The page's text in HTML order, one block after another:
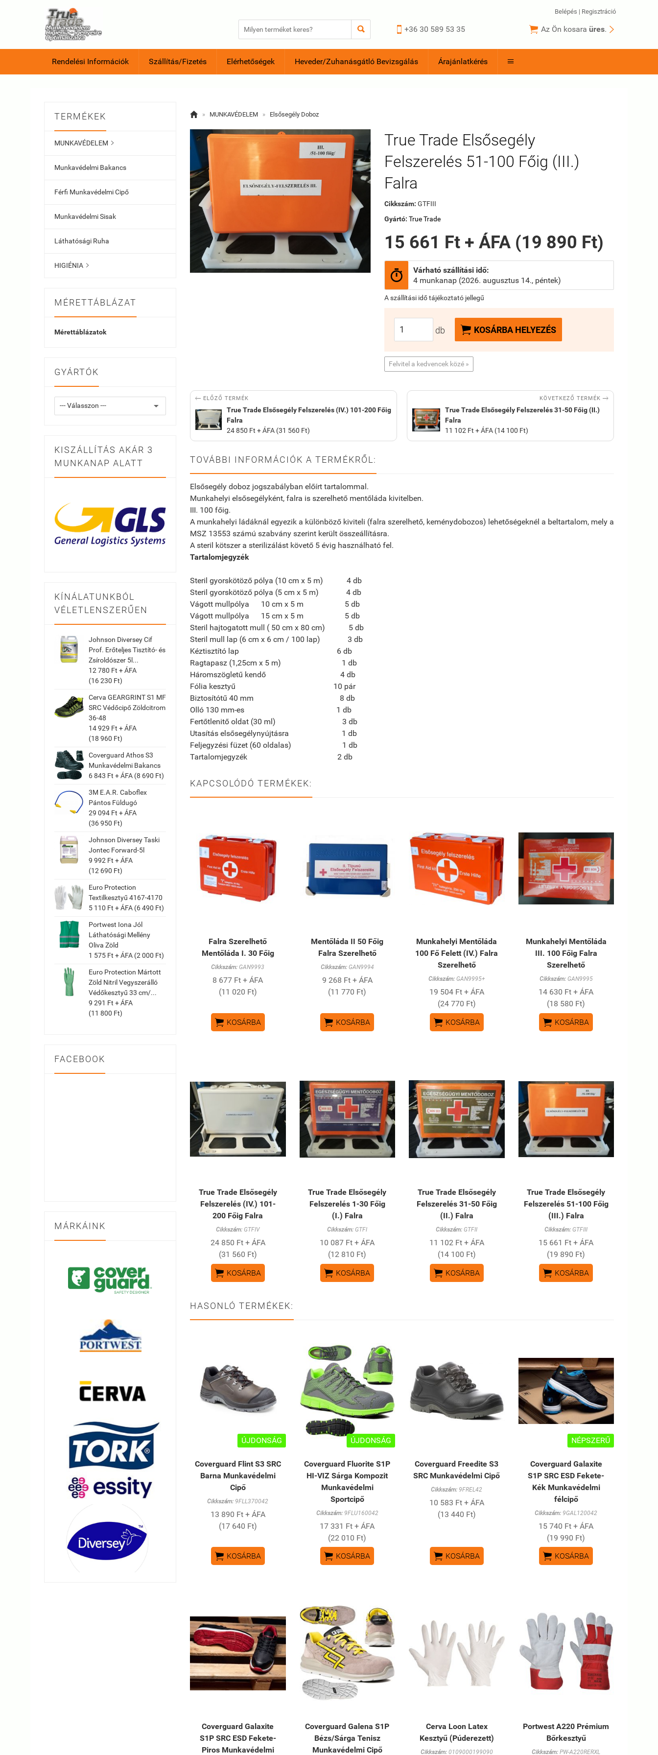
  +36 30 589 53 35  Az Ön kosara üres. 
Belépés | Regisztráció
Rendelési Információk Szállítás/Fizetés Elérhetőségek Heveder/Zuhanásgátló Bevizsgálás Árajánlatkérés 
TERMÉKEK
MUNKAVÉDELEM 
Munkavédelmi Bakancs
Férfi Munkavédelmi Cipő
Munkavédelmi Sisak
Láthatósági Ruha
HIGIÉNIA 
MÉRETTÁBLÁZAT
Mérettáblázatok
GYÁRTÓK
KISZÁLLÍTÁS AKÁR 3
MUNKANAP ALATT
KÍNÁLATUNKBÓL
VÉLETLENSZERŰEN
Johnson Diversey Cif
Prof. Erőteljes Tisztító- és
Zsíroldószer 5l...
12 780 Ft + ÁFA
(16 230 Ft)
Cerva GEARGRINT S1 MF
SRC Védőcipő Zöldcitrom
36-48
14 929 Ft + ÁFA
(18 960 Ft)
Coverguard Athos S3
Munkavédelmi Bakancs
6 843 Ft + ÁFA (8 690 Ft)
3M E.A.R. Caboflex
Pántos Füldugó
29 094 Ft + ÁFA
(36 950 Ft)
Johnson Diversey Taski
Jontec Forward-5l
9 992 Ft + ÁFA
(12 690 Ft)
Euro Protection
Textilkesztyű 4167-4170
5 110 Ft + ÁFA (6 490 Ft)
Portwest Iona Jól
Láthatósági Mellény
Oliva Zöld
1 575 Ft + ÁFA (2 000 Ft)
Euro Protection Mártott
Zöld Nitril Vegyszerálló
Védőkesztyű 33 cm/...
9 291 Ft + ÁFA
(11 800 Ft)
FACEBOOK
MÁRKÁINK
 » MUNKAVÉDELEM » Elsősegély Doboz
True Trade Elsősegély
Felszerelés 51-100 Főig (III.)
Falra
Cikkszám: GTFIII
Gyártó:True Trade
15 661 Ft + ÁFA (19 890 Ft)

Várható szállítási idő:
4 munkanap (2026. augusztus 14., péntek)
A szállítási idő tájékoztató jellegű
db  KOSÁRBA HELYEZÉS
Felvitel a kedvencek közé »
 ELŐZŐ TERMÉK
True Trade Elsősegély Felszerelés (IV.) 101-200 Főig
Falra
24 850 Ft + ÁFA (31 560 Ft)
KÖVETKEZŐ TERMÉK 
True Trade Elsősegély Felszerelés 31-50 Főig (II.)
Falra
11 102 Ft + ÁFA (14 100 Ft)
TOVÁBBI INFORMÁCIÓK A TERMÉKRŐL:
Elsősegély doboz jogszabályban előírt tartalommal.
Munkahelyi elsősegélyként, falra is szerelhető mentőláda kivitelben.
III. 100 főig.
A munkahelyi ládáknál egyezik a különböző kiviteli (falra szerelhető, keménydobozos) lehetőségeknél a beltartalom, mely a
MSZ 13553 számú szabvány szerint került összeállításra.
A steril kötszer a sterilizálást követő 5 évig használható fel.
Tartalomjegyzék
Steril gyorskötöző pólya (10 cm x 5 m) 4 db
Steril gyorskötöző pólya (5 cm x 5 m) 4 db
Vágott mullpólya 10 cm x 5 m 5 db
Vágott mullpólya 15 cm x 5 m 5 db
Steril hajtogatott mull ( 50 cm x 80 cm) 5 db
Steril mull lap (6 cm x 6 cm / 100 lap) 3 db
Kéztisztító lap 6 db
Ragtapasz (1,25cm x 5 m) 1 db
Háromszögletű kendő 4 db
Fólia kesztyű 10 pár
Biztosítótű 40 mm 8 db
Olló 130 mm-es 1 db
Fertőtlenitő oldat (30 ml) 3 db
Utasítás elsősegélynyújtásra 1 db
Feljegyzési füzet (60 oldalas) 1 db
Tartalomjegyzék 2 db
KAPCSOLÓDÓ TERMÉKEK:
Falra Szerelhető
Mentőláda I. 30 Főig
Cikkszám: GAN9993
8 677 Ft + ÁFA
(11 020 Ft)
 KOSÁRBA
Mentőláda II 50 Főig
Falra Szerelhető
Cikkszám:GAN9994
9 268 Ft + ÁFA
(11 770 Ft)
 KOSÁRBA
Munkahelyi Mentőláda
100 Fő Felett (IV.) Falra
Szerelhető
Cikkszám:GAN9995+
19 504 Ft + ÁFA
(24 770 Ft)
 KOSÁRBA
Munkahelyi Mentőláda
III. 100 Főig Falra
Szerelhető
Cikkszám:GAN9995
14 630 Ft + ÁFA
(18 580 Ft)
 KOSÁRBA
True Trade Elsősegély
Felszerelés (IV.) 101-
200 Főig Falra
Cikkszám: GTFIV
24 850 Ft + ÁFA
(31 560 Ft)
 KOSÁRBA
True Trade Elsősegély
Felszerelés 1-30 Főig
(I.) Falra
Cikkszám: GTFI
10 087 Ft + ÁFA
(12 810 Ft)
 KOSÁRBA
True Trade Elsősegély
Felszerelés 31-50 Főig
(II.) Falra
Cikkszám: GTFII
11 102 Ft + ÁFA
(14 100 Ft)
 KOSÁRBA
True Trade Elsősegély
Felszerelés 51-100 Főig
(III.) Falra
Cikkszám: GTFIII
15 661 Ft + ÁFA
(19 890 Ft)
 KOSÁRBA
HASONLÓ TERMÉKEK:
ÚJDONSÁG
Coverguard Flint S3 SRC
Barna Munkavédelmi
Cipő
Cikkszám: 9FLL370042
13 890 Ft + ÁFA
(17 640 Ft)
 KOSÁRBA
ÚJDONSÁG
Coverguard Fluorite S1P
HI-VIZ Sárga Kompozit
Munkavédelmi
Sportcipő
Cikkszám:9FLU160042
17 331 Ft + ÁFA
(22 010 Ft)
 KOSÁRBA
Coverguard Freedite S3
SRC Munkavédelmi Cipő
Cikkszám: 9FREL42
10 583 Ft + ÁFA
(13 440 Ft)
 KOSÁRBA
NÉPSZERŰ
Coverguard Galaxite
S1P SRC ESD Fekete-
Kék Munkavédelmi
félcipő
Cikkszám: 9GAL120042
15 740 Ft + ÁFA
(19 990 Ft)
 KOSÁRBA
Coverguard Galaxite
S1P SRC ESD Fekete-
Piros Munkavédelmi
Coverguard Galena S1P
Bézs/Sárga Tenisz
Munkavédelmi Cipő
Cerva Loon Latex
Kesztyű (Púderezett)
Cikkszám:0109000199090
Portwest A220 Prémium
Bőrkesztyű
Cikkszám: PW-A220RERXL